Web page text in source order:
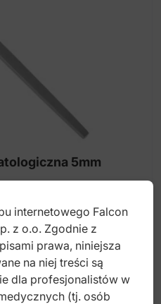
z węglika
5mm
internetowego Falcon
z o.o. Zgodnie z
prawa, niniejsza
na niej treści są
dla profesjonalistów w
(tj. osób